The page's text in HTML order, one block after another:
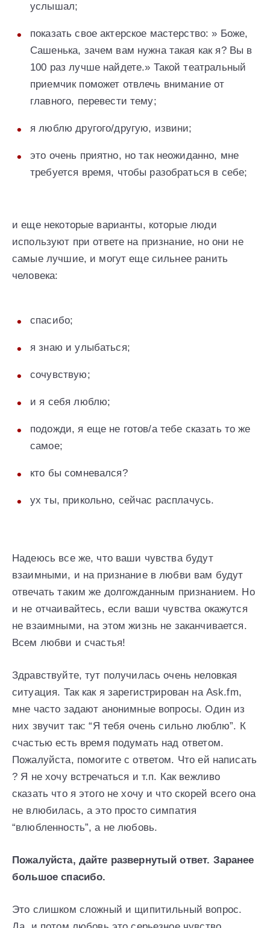
услышал;
показать свое актерское мастерство: » Боже,
Сашенька, зачем вам нужна такая как я? Вы в
100 раз лучше найдете.» Такой театральный
приемчик поможет отвлечь внимание от
главного, перевести тему;
я люблю другого/другую, извини;
это очень приятно, но так неожиданно, мне
требуется время, чтобы разобраться в себе;
и еще некоторые варианты, которые люди
используют при ответе на признание, но они не
самые лучшие, и могут еще сильнее ранить
человека:
спасибо;
я знаю и улыбаться;
сочувствую;
и я себя люблю;
подожди, я еще не готов/а тебе сказать то же
самое;
кто бы сомневался?
ух ты, прикольно, сейчас расплачусь.
Надеюсь все же, что ваши чувства будут
взаимными, и на признание в любви вам будут
отвечать таким же долгожданным признанием. Но
и не отчаивайтесь, если ваши чувства окажутся
не взаимными, на этом жизнь не заканчивается.
Всем любви и счастья!
Здравствуйте, тут получилась очень неловкая
ситуация. Так как я зарегистрирован на Ask.fm,
мне часто задают анонимные вопросы. Один из
них звучит так: “Я тебя очень сильно люблю”. К
счастью есть время подумать над ответом.
Пожалуйста, помогите с ответом. Что ей написать
? Я не хочу встречаться и т.п. Как вежливо
сказать что я этого не хочу и что скорей всего она
не влюбилась, а это просто симпатия
“влюбленность”, а не любовь.
Пожалуйста, дайте развернутый ответ. Заранее
большое спасибо.
Это слишком сложный и щипитильный вопрос.